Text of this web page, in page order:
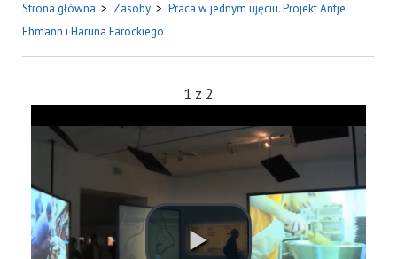
Strona główna > Zasoby > Praca w jednym ujęciu. Projekt Antje
Ehmann i Haruna Farockiego
1 z 2